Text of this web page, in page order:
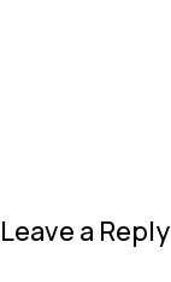
Leave a Reply